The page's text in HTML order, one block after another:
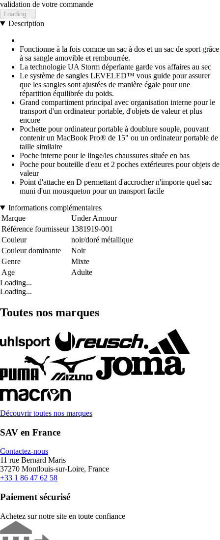
validation de votre commande
Loading...
Description
Fonctionne à la fois comme un sac à dos et un sac de sport grâce
à sa sangle amovible et rembourrée.
La technologie UA Storm déperlante garde vos affaires au sec
Le système de sangles LEVELED™ vous guide pour assurer
que les sangles sont ajustées de manière égale pour une
répartition équilibrée du poids.
Grand compartiment principal avec organisation interne pour le
transport d'un ordinateur portable, d'objets de valeur et plus
encore
Pochette pour ordinateur portable à doublure souple, pouvant
contenir un MacBook Pro® de 15" ou un ordinateur portable de
taille similaire
Poche interne pour le linge/les chaussures située en bas
Poche pour bouteille d'eau et 2 poches extérieures pour objets de
valeur
Point d'attache en D permettant d'accrocher n'importe quel sac
muni d'un mousqueton pour un transport facile
Informations complémentaires
Marque
Under Armour
Référence fournisseur 1381919-001
Couleur
noir/doré métallique
Couleur dominante
Noir
Genre
Mixte
Age
Adulte
Loading...
Loading...
Toutes nos marques
Découvrir toutes nos marques
SAV en France
Contactez-nous
11 rue Bernard Maris
37270 Montlouis-sur-Loire, France
+33 1 86 47 62 58
Paiement sécurisé
Achetez sur notre site en toute confiance